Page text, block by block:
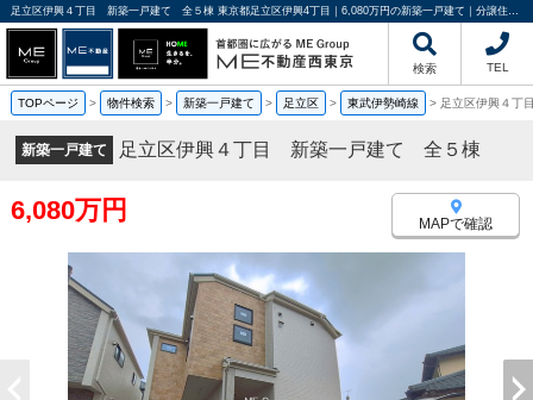
足立区伊興４丁目 新築一戸建て 全５棟 東京都足立区伊興4丁目｜6,080万円の新築一戸建て｜分譲住宅や新築物件｜ME不動産西東京
検索 TEL
TOPページ > 物件検索 > 新築一戸建て > 足立区 > 東武伊勢崎線 > 足立区伊興４
新築一戸建て 足立区伊興４丁目 新築一戸建て 全５棟
6,080万円 MAPで確認